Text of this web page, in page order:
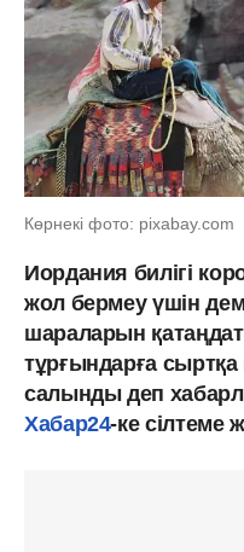
Көрнекі фото: pixabay.com
Иордания билігі
жол бермеу үшін
шараларын
тұрғындарға
салынды деп
Хабар24-ке сілтеме